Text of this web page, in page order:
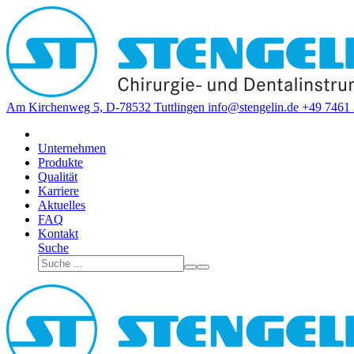
Am Kirchenweg 5, D-78532 Tuttlingen info@stengelin.de +49 7461
Unternehmen
Produkte
Qualität
Karriere
Aktuelles
FAQ
Kontakt
Suche